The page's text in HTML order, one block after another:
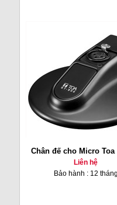
Chân đế cho Micro Toa
Liên hệ
Bảo hành : 12 tháng